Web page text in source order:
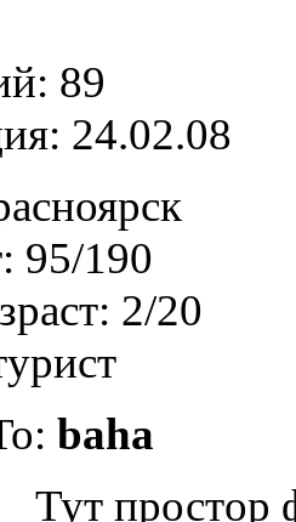
89
24.02.08
95/190
2/20
baha
Тут простор